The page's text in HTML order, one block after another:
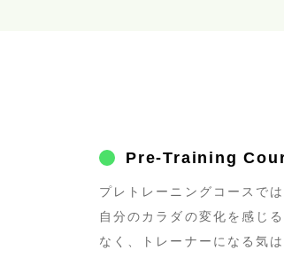
Pre-Training
プレトレーニングコースで
自分のカラダの変化を感じ
なく、トレーナーになる気